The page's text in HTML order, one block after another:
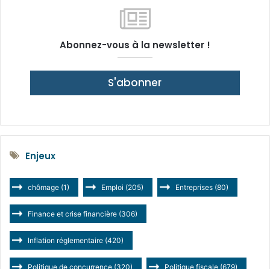
Abonnez-vous à la newsletter !
S'abonner
Enjeux
chômage (1) Emploi (205) Entreprises (80)
Finance et crise financière (306)
Inflation réglementaire (420)
Politique de concurrence (320) Politique fiscale (679)